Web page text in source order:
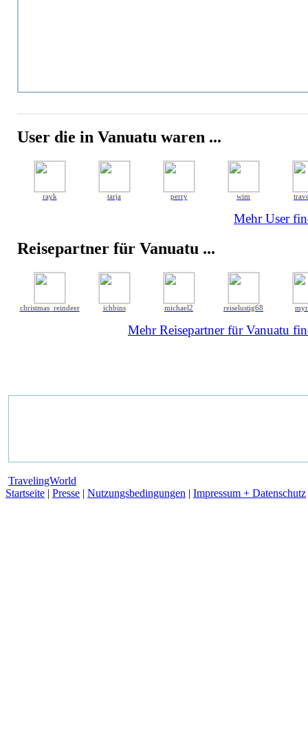
User die in Vanuatu waren ...
rayk tarja perry wim
Mehr User
Reisepartner für Vanuatu ...
christmas_reindeer ichbins michael2 reiselustig68
Mehr Reisepartner für Vanuatu
TravelingWorld
Startseite | Presse | Nutzungsbedingungen | Impressum + Datenschutz